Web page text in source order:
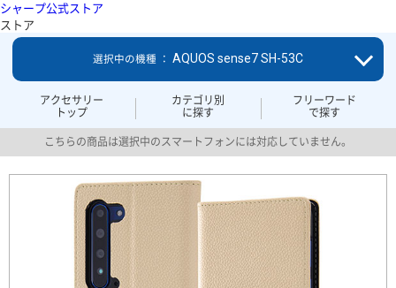
シャープ公式ストア
ストア
アクセサリー
トップ
カテゴリ別
に探す
フリーワード
で探す
選択中の機種 ： AQUOS sense7 SH-53C
こちらの商品は選択中のスマートフォンには対応していません。